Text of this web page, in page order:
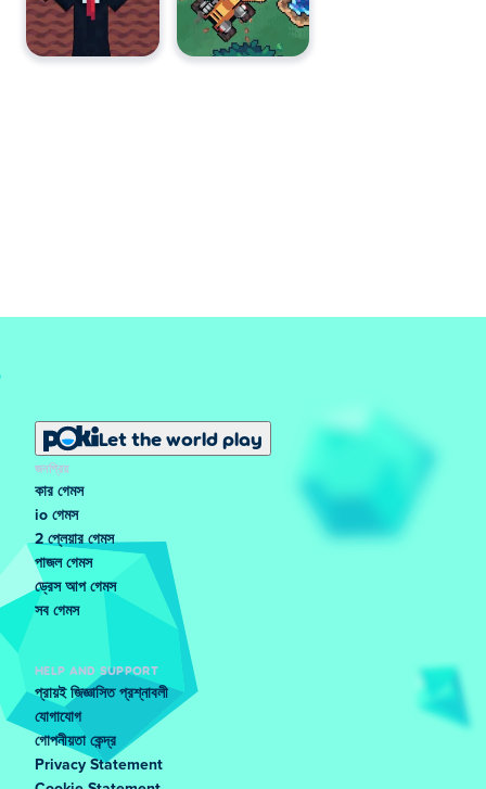
Let the world play
জনপ্রিয়
কার গেমস
io গেমস
2 প্লেয়ার গেমস
পাজল গেমস
ড্রেস আপ গেমস
সব গেমস
HELP AND SUPPORT
প্রায়ই জিজ্ঞাসিত প্রশ্নাবলী
যোগাযোগ
গোপনীয়তা কেন্দ্র
Privacy Statement